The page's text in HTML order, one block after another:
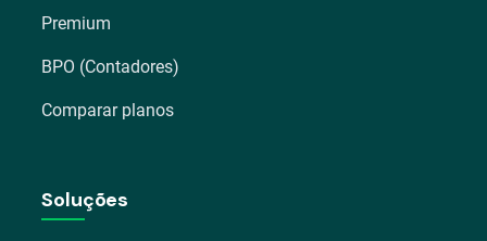
Premium
BPO (Contadores)
Comparar planos
Soluções